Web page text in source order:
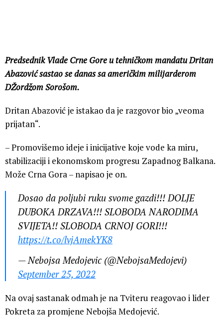
Predsednik Vlade Crne Gore u tehničkom mandatu Dritan
Abazović sastao se danas sa američkim milijarderom
DŽordžom Sorošom.
Dritan Abazović je istakao da je razgovor bio „veoma
prijatan“.
– Promovišemo ideje i inicijative koje vode ka miru,
stabilizaciji i ekonomskom progresu Zapadnog Balkana.
Može Crna Gora – napisao je on.
Dosao da poljubi ruku svome gazdi!!! DOLJE
DUBOKA DRZAVA!!! SLOBODA NARODIMA
SVIJETA!! SLOBODA CRNOJ GORI!!!
https://t.co/lvjAmekYK8
— Nebojsa Medojevic (@NebojsaMedojevi)
September 25, 2022
Na ovaj sastanak odmah je na Tviteru reagovao i lider
Pokreta za promjene Nebojša Medojević.